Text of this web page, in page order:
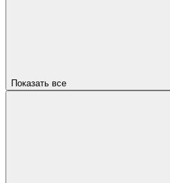
Показать все